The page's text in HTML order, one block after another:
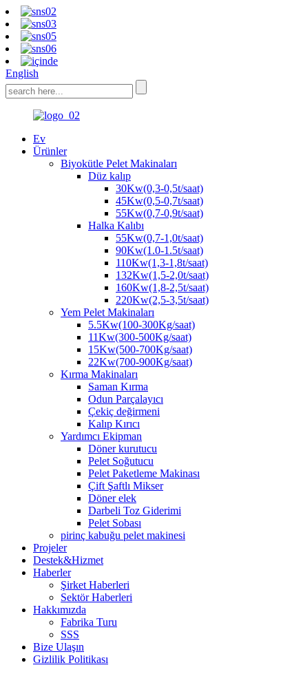
English
Ev
Ürünler
Biyokütle Pelet Makinaları
Düz kalıp
30Kw(0,3-0,5t/saat)
45Kw(0,5-0,7t/saat)
55Kw(0,7-0,9t/saat)
Halka Kalıbı
55Kw(0,7-1,0t/saat)
90Kw(1.0-1.5t/saat)
110Kw(1,3-1,8t/saat)
132Kw(1,5-2,0t/saat)
160Kw(1,8-2,5t/saat)
220Kw(2,5-3,5t/saat)
Yem Pelet Makinaları
5.5Kw(100-300Kg/saat)
11Kw(300-500Kg/saat)
15Kw(500-700Kg/saat)
22Kw(700-900Kg/saat)
Kırma Makinaları
Saman Kırma
Odun Parçalayıcı
Çekiç değirmeni
Kalıp Kırıcı
Yardımcı Ekipman
Döner kurutucu
Pelet Soğutucu
Pelet Paketleme Makinası
Çift Şaftlı Mikser
Döner elek
Darbeli Toz Giderimi
Pelet Sobası
pirinç kabuğu pelet makinesi
Projeler
Destek&Hizmet
Haberler
Şirket Haberleri
Sektör Haberleri
Hakkımızda
Fabrika Turu
SSS
Bize Ulaşın
Gizlilik Politikası